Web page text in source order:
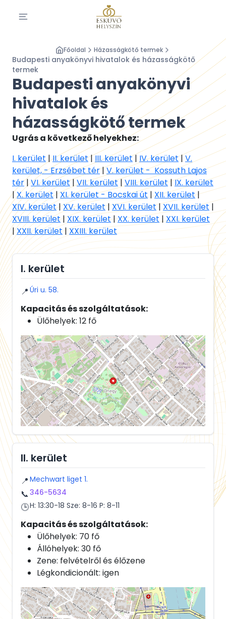
Főoldal Házasságkötő termek
Budapesti anyakönyvi hivatalok és házasságkötő
termek
Budapesti anyakönyvi
hivatalok és
házasságkötő termek
Ugrás a következő helyekhez:
I. kerület |II. kerület|III. kerület| IV. kerület|V.
kerület, - Erzsébet tér|V. kerület - Kossuth Lajos
tér|VI. kerület|VII. kerület| VIII. kerület|IX. kerület
|X. kerület|XI. kerület - Bocskai út|XII. kerület|
XIV. kerület|XV. kerület|XVI. kerület|XVII. kerület |
XVIII. kerület|XIX. kerület|XX. kerület|XXI. kerület
|XXII. kerület|XXIII. kerület
I. kerület
📍 Úri u. 58.
Kapacitás és szolgáltatások:
Ülőhelyek: 12 fő
II. kerület
📍 Mechwart liget 1.
📞 346-5634
🕒H: 13:30-18 Sze: 8-16 P: 8-11
Kapacitás és szolgáltatások:
Ülőhelyek: 70 fő
Állóhelyek: 30 fő
Zene: felvételről és élőzene
Légkondicionált: igen